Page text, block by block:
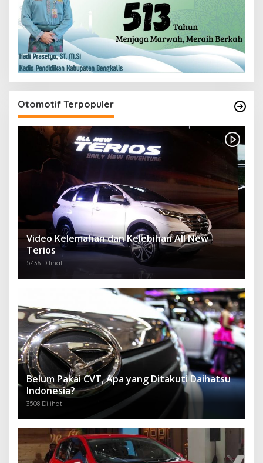
Otomotif Terpopuler
Video Kelemahan dan Kelebihan All New
Terios
5436 Dilihat
Belum Pakai CVT, Apa yang Ditakuti Daihatsu
Indonesia?
3508 Dilihat